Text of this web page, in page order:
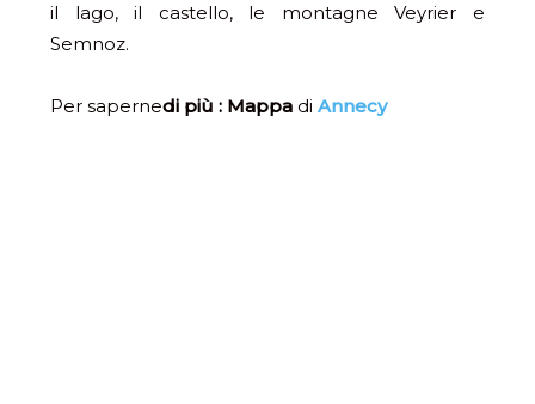
il lago, il castello, le montagne Veyrier e
Semnoz.
Per sapernedi più : Mappa di Annecy